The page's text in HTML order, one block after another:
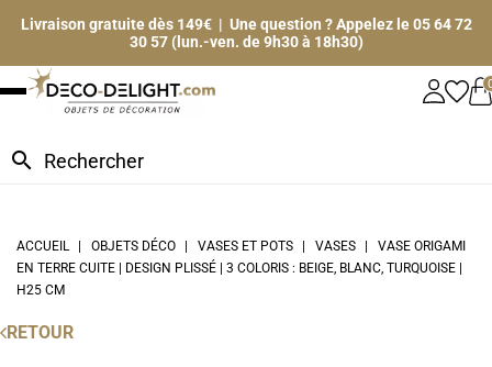
Livraison gratuite dès 149€ | Une question ? Appelez le 05 64 72
30 57 (lun.-ven. de 9h30 à 18h30)
search
ACCUEIL OBJETS DÉCO VASES ET POTS VASES
VASE ORIGAMI
EN TERRE CUITE | DESIGN PLISSÉ | 3 COLORIS : BEIGE, BLANC, TURQUOISE |
H25 CM
RETOUR